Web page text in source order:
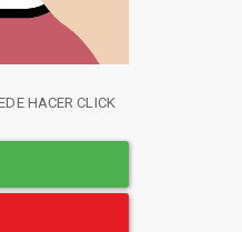
HACER CLICK